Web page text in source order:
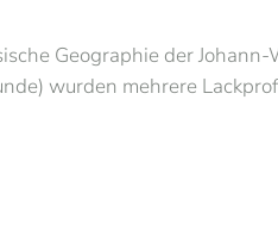
Geographie der
wurden mehrere